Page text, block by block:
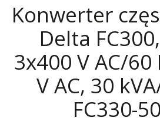
Konwerter
Delta
3x400 V AC/60
V AC, 30
FC330-